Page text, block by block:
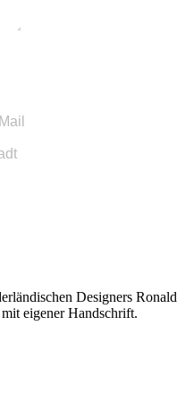
Designers Ronald
eigener Handschrift.